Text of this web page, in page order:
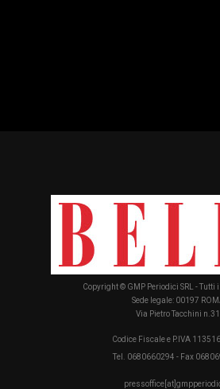
Copyright © GMP Periodici SRL -
Sede legale: 00197
Via Pietro Tacchini n.31
Codice Fiscale e P.IVA
Tel. 0680660294 - Fax